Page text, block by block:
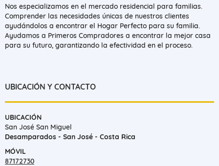
Nos especializamos en el mercado residencial para familias.
Comprender las necesidades únicas de nuestros clientes
ayudándolos a encontrar el Hogar Perfecto para su familia.
Ayudamos a Primeros Compradores a encontrar la mejor casa
para su futuro, garantizando la efectividad en el proceso.
UBICACIÓN Y CONTACTO
UBICACIÓN
San José San Miguel
Desamparados - San José - Costa Rica
MÓVIL
87172730